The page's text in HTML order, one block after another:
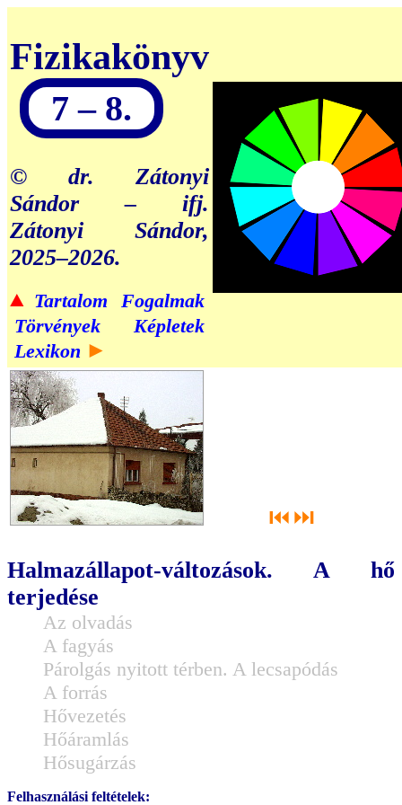
Fizikakönyv
7 – 8.
© dr. Zátonyi
Sándor – ifj.
Zátonyi Sándor,
2025–2026.
▲ Tartalom
Fogalmak
Törvények
Képletek
Lexikon ►
⏮ ⏭
Halmazállapot-változások. A hő
terjedése
Az olvadás
A fagyás
Párolgás nyitott térben. A lecsapódás
A forrás
Hővezetés
Hőáramlás
Hősugárzás
Felhasználási feltételek: